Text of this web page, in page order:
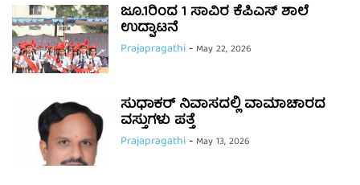
ಜೂ.1ರಿಂದ 1 ಸಾವಿರ ಕೆಪಿಎಸ್ ಶಾಲೆ
ಉದ್ಘಾಟನೆ
Prajapragathi- May 22, 2026
ಸುಧಾಕರ್ ನಿವಾಸದಲ್ಲಿ ವಾಮಾಚಾರದ
ವಸ್ತುಗಳು ಪತ್ತೆ
Prajapragathi- May 13, 2026